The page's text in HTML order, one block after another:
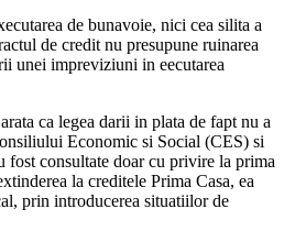
de bunavoie, nici cea silita a
de credit nu presupune ruinarea
unei impreviziuni in eecutarea
ca legea darii in plata de fapt nu a
Economic si Social (CES) si
consultate doar cu privire la prima
la creditele Prima Casa, ea
prin introducerea situatiilor de